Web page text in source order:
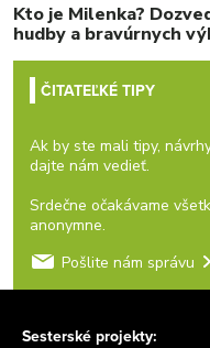
Kto je Milenka?
hudby a bravúrnych
ČITATEĽKÉ TIPY
Ak by ste mali tipy,
dajte nám vedieť.
Srdečne očakávame
anonymne.
Pošlite nám správu
Sesterské projekty: